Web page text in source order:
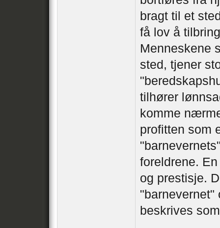
bragt til et
få lov å
Menneskene
sted, tjener
tilhører
komme
profitten som
foreldrene.
og prestisje.
"barnevernet"
beskrives